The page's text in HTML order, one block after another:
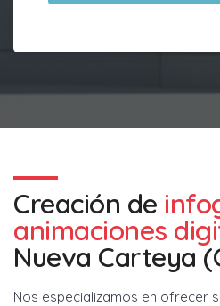
Creación de
animaciones
Nueva Carteya
Nos especializamos en ofrecer